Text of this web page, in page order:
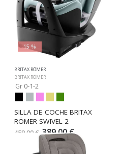
15 %
BRITAX RÖMER
BRITAX RÖMER
Gr 0-1-2
SILLA DE COCHE BRITAX
RÖMER SWIVEL 2
459,00 € 389,00 €